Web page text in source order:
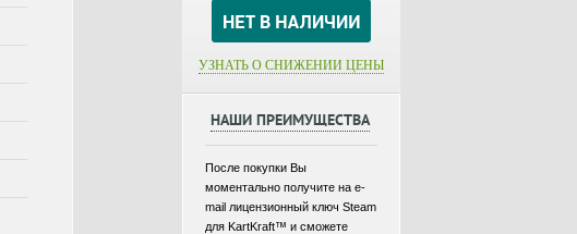
УЗНАТЬ О СНИЖЕНИИ ЦЕНЫ
НАШИ ПРЕИМУЩЕСТВА
После покупки Вы
моментально получите на e-
mail лицензионный ключ Steam
для KartKraft™ и сможете